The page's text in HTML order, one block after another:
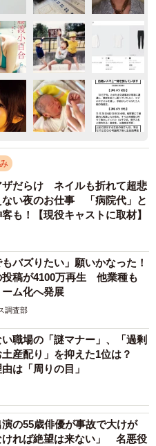
ザだらけ ネイルも折れて超悲
い夜のお仕事 「病院代」と
も！【現役キャストに取材】
もバズりたい」願いかなった！
投稿が4100万再生 他業種も
ム化へ発展
調査部
職場の「謎マナー」、「過剰
土産配り」を抑えた1位は？
は「周りの目」
演の55歳俳優が事故で大けが
ければ絶望は来ない」 名悪役